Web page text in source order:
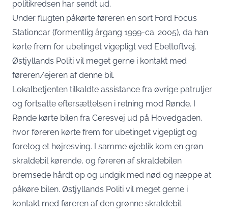
politikredsen har sendt ud.
Under flugten påkørte føreren en sort Ford Focus
Stationcar (formentlig årgang 1999-ca. 2005), da han
kørte frem for ubetinget vigepligt ved Ebeltoftvej.
Østjyllands Politi vil meget gerne i kontakt med
føreren/ejeren af denne bil.
Lokalbetjenten tilkaldte assistance fra øvrige patruljer
og fortsatte eftersættelsen i retning mod Rønde. I
Rønde kørte bilen fra Ceresvej ud på Hovedgaden,
hvor føreren kørte frem for ubetinget vigepligt og
foretog et højresving. I samme øjeblik kom en grøn
skraldebil kørende, og føreren af skraldebilen
bremsede hårdt op og undgik med nød og næppe at
påkøre bilen. Østjyllands Politi vil meget gerne i
kontakt med føreren af den grønne skraldebil.